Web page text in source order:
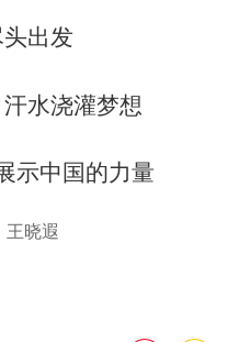
出发
水浇灌梦想
示中国的力量
王晓遐